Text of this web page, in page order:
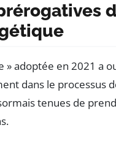
» adoptée en 2021 a
dans le
tenues de